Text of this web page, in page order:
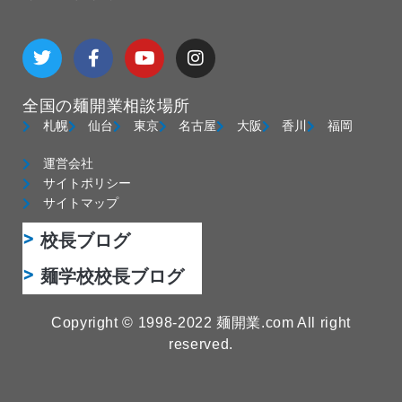
T
w
i
t
e
F
a
c
b
o
k
-
f
Y
o
u
u
b
I
n
s
g
全国の麺開業相談場所
札幌 仙台 東京 名古屋 大阪 香川 福岡
運営会社
サイトポリシー
サイトマップ
校長ブログ
麺学校校長ブログ
Copyright © 1998-2022 麺開業.com All right
reserved.